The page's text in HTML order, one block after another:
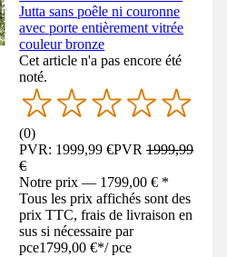
Jutta sans poêle ni couronne
avec porte entièrement vitrée
couleur bronze
Cet article n'a pas encore été
noté.
(0)
PVR: 1999,99 €PVR1999,99
€
Notre prix — 1799,00 € *
Tous les prix affichés sont des
prix TTC, frais de livraison en
sus si nécessaire par
pce1799,00 €*/ pce